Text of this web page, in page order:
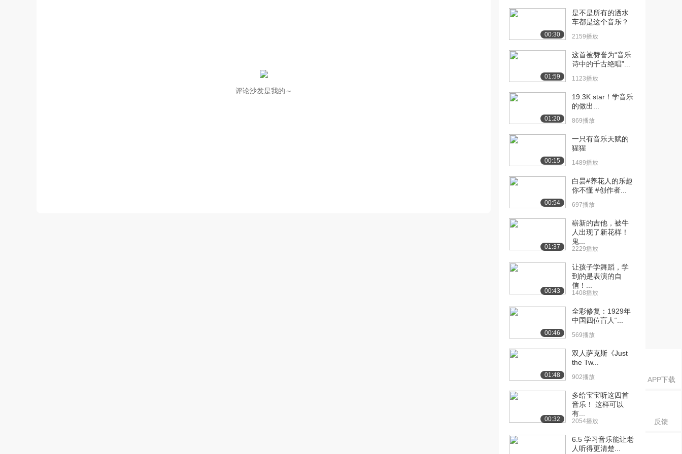
APP下载
反馈
评论沙发是我的～
00:30
是不是所有的洒水
车都是这个音乐？
2159播放
01:59
这首被赞誉为“音乐
诗中的千古绝唱”...
1123播放
01:20
19.3K star！学音乐
的做出...
869播放
00:15
一只有音乐天赋的
猩猩
1489播放
00:54
白昙#养花人的乐趣
你不懂 #创作者...
697播放
01:37
崭新的吉他，被牛
人出现了新花样！
鬼...
2229播放
00:43
让孩子学舞蹈，学
到的是表演的自
信！...
1408播放
00:46
全彩修复：1929年
中国四位盲人“...
569播放
01:48
双人萨克斯《Just
the Tw...
902播放
00:32
多给宝宝听这四首
音乐！ 这样可以
有...
2054播放
6.5 学习音乐能让老
人听得更清楚...